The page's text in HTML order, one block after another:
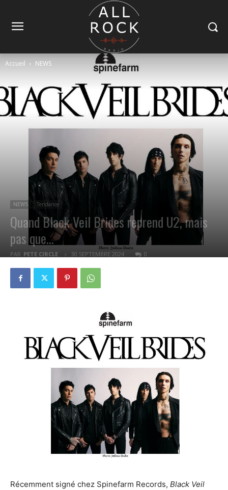
Accueil NEWS
NEWS Tendance
Quand Black Veil Brides reprend U2, mais
pas que…
PAR PETE CIRCLE 30 SEPTEMBRE 2024 0
Récemment signé chez Spinefarm Records, Black Veil